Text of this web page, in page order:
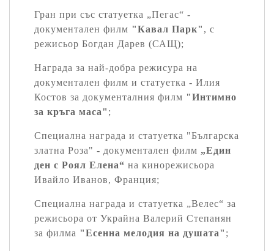
Гран при със статуетка „Пегас“ -
документален филм "Кавал Парк" , с
режисьор Богдан Дарев (САЩ);
Награда за най-добра режисура на
документален филм и статуетка - Илия
Костов за документалния филм "Интимно
за кръга маса" ;
Специална награда и статуетка "Българска
златна Роза" - документален филм „Един
ден с Роял Елена“ на кинорежисьора
Ивайло Иванов, Франция;
Специална награда и статуетка „Велес“ за
режисьора от Украйна Валерий Степанян
за филма "Есенна мелодия на душата" ;